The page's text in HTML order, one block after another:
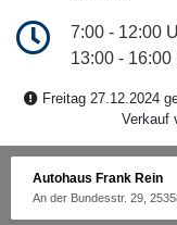
7:00 - 12:00
13:00 - 16:00
Freitag 27.12.2024
Verkauf
Autohaus Frank Rein
An der Bundesstr. 29,